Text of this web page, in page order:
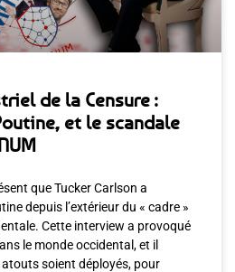
de la Censure :
et le scandale
que Tucker Carlson a
depuis l’extérieur du « cadre »
Cette interview a provoqué
le monde occidental, et il
soient déployés, pour